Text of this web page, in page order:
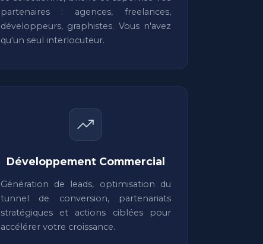
partenaires : agences, freelances,
développeurs, graphistes. Vous n'avez
qu'un seul interlocuteur.
Développement Commercial
Génération de leads, optimisation du
tunnel de conversion, partenariats
stratégiques et actions ciblées pour
accélérer votre croissance.